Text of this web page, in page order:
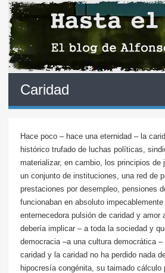
Caridad
Hace poco – hace una eternidad – la
histórico trufado de luchas políticas,
materializar, en cambio, los principios
un conjunto de instituciones, una red de
prestaciones por desempleo, pensiones
funcionaban en absoluto
enternecedora pulsión de caridad y
debería implicar – a toda la sociedad y
democracia –a una cultura democrática
caridad y la caridad no ha perdido nada
hipocresía congénita, su taimado